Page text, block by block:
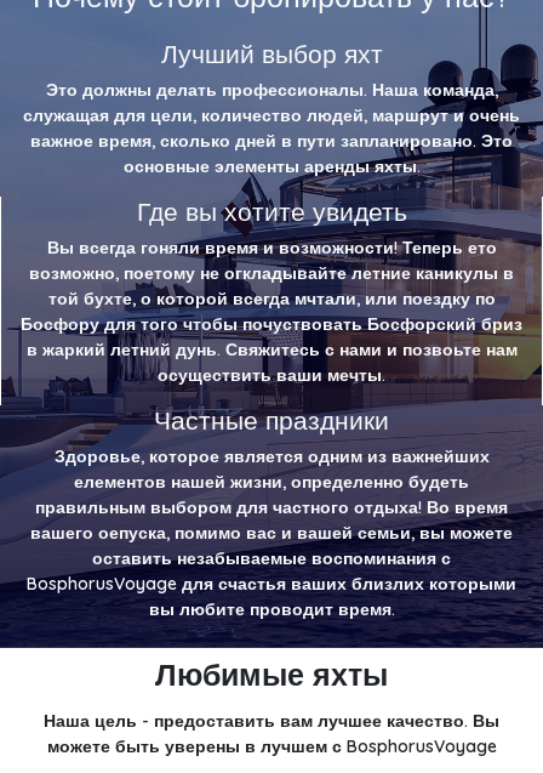
Лучший выбор яхт
Это должны делать профессионалы. Наша команда,
служащая для цели, количество людей, маршрут и очень
важное время, сколько дней в пути запланировано. Это
основные элементы аренды яхты.
Где вы хотите увидеть
Вы всегда гоняли время и возможности! Теперь ето
возможно, поетому не огкладывайте летние каникулы в
той бухте, о которой всегда мчтали, или поездку по
Босфору для того чтобы почуствовать Босфорский бриз
в жаркий летний дунь. Свяжитесь с нами и позвоьте нам
осуществить ваши мечты.
Частные праздники
Здоровье, которое является одним из важнейших
елементов нашей жизни, определенно будеть
правильным выбором для частного отдыха! Во время
вашего оепуска, помимо вас и вашей семьи, вы можете
оставить незабываемые воспоминания с
BosphorusVoyage для счастья ваших близлих которыми
вы любите проводит время.
Любимые яхты
Наша цель - предоставить вам лучшее качество. Вы
можете быть уверены в лучшем с BosphorusVoyage